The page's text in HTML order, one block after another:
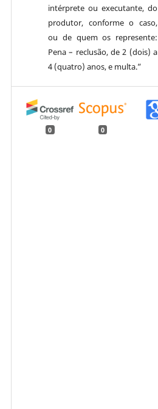
intérprete ou executante, do
produtor, conforme o caso,
ou de quem os represente:
Pena – reclusão, de 2 (dois) a
4 (quatro) anos, e multa.”
0 0